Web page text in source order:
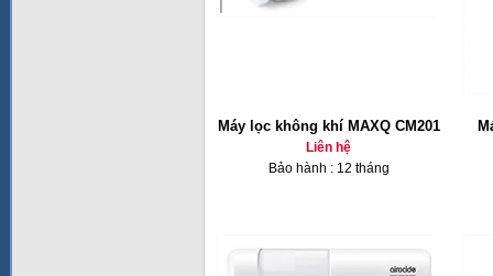
Máy lọc không khí MAXQ CM201
Liên hệ
Bảo hành : 12 tháng